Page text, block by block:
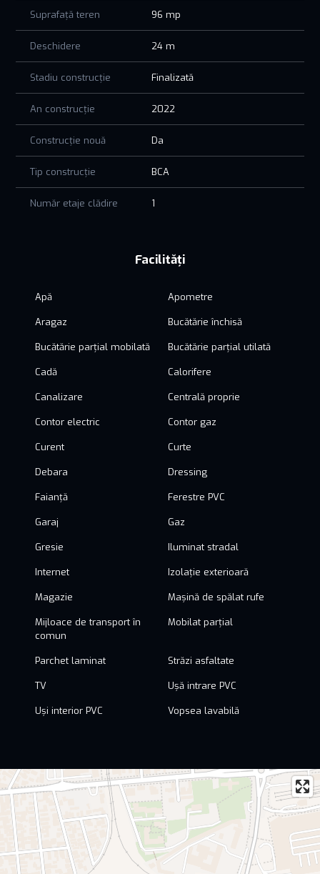
Suprafață teren 96 mp
Deschidere 24 m
Stadiu construcție Finalizată
An construcție 2022
Construcție nouă Da
Tip construcție BCA
Număr etaje clădire 1
Facilități
Apă Apometre
Aragaz Bucătărie închisă
Bucătărie parțial mobilată Bucătărie parțial utilată
Cadă Calorifere
Canalizare Centrală proprie
Contor electric Contor gaz
Curent Curte
Debara Dressing
Faianță Ferestre PVC
Garaj Gaz
Gresie Iluminat stradal
Internet Izolație exterioară
Magazie Mașină de spălat rufe
Mijloace de transport în
comun
Mobilat parțial
Parchet laminat Străzi asfaltate
TV Ușă intrare PVC
Uși interior PVC Vopsea lavabilă